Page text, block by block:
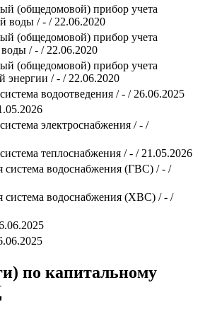
(общедомовой) прибор учета
воды / - / 22.06.2020
(общедомовой) прибор учета
/ - / 22.06.2020
(общедомовой) прибор учета
энергии / - / 22.06.2020
водоотведения / - / 26.06.2025
электроснабжения / - /
теплоснабжения / - / 21.05.2026
система водоснабжения (ГВС) / - /
система водоснабжения (ХВС) / - /
по капитальному